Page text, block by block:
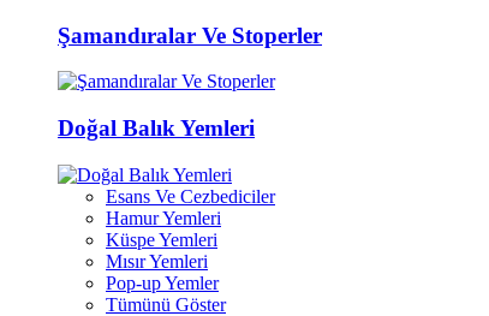
Şamandıralar Ve Stoperler
Doğal Balık Yemleri
Esans Ve Cezbediciler
Hamur Yemleri
Küspe Yemleri
Mısır Yemleri
Pop-up Yemler
Tümünü Göster